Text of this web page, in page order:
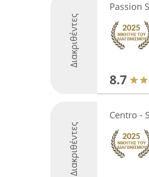
Διακριθέντες
Passion
8.7
Διακριθέντες
Centro -